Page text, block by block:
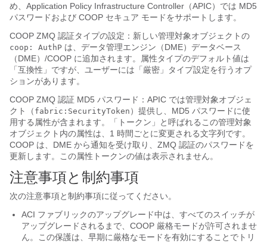
め、 Application Policy Infrastructure Controller （APIC）では MD5
パスワードおよび COOP セキュア モードをサポートします。
COOP ZMQ 認証タイプの設定：新しい管理対象オブジェクトの
coop: AuthP は、データ管理エンジン（DME）データベース
（DME）/COOP に追加されます。属性タイプのデフォルト値は
「互換性」ですが、ユーザーには「厳密」タイプ設定を行うオプ
ションがあります。
COOP ZMQ 認証 MD5 パスワード： APIC では管理対象オブジェ
クト（ fabric:SecurityToken ）提供し、MD5 パスワードに使
用する属性が含まれます。「トークン」と呼ばれるこの管理対象
オブジェクト内の属性は、1 時間ごとに変更される文字列です。
COOP は、DME から通知を受け取り、ZMQ 認証のパスワードを
更新します。この属性トークンの値は表示されません。
注意事項と制約事項
次の注意事項と制約事項に従ってください。
ACI ファブリックのアップグレード中は、すべてのスイッチが
アップグレードされるまで、COOP 厳格モードが許可されませ
ん。この保護は、早期に厳格なモードを有効にすることでトリ